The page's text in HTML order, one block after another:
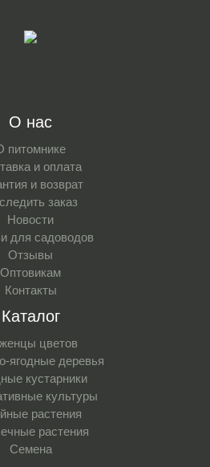
О нас
питомнике
и оплата
и возврат
заказ
Новости
для садоводов
Отзывы
Оптовикам
Контакты
Каталог
цветов
ягодные деревья
кустарники
культуры
растения
растения
Семена